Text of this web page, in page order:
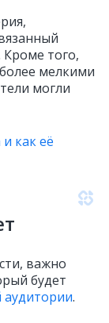
того,
мелкими
могли
как её
важно
будет
.